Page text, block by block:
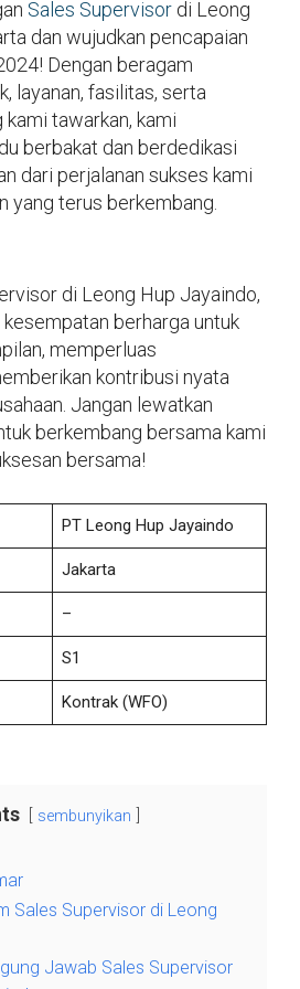
Sales Supervisor di Leong
dan wujudkan pencapaian
Dengan beragam
layanan, fasilitas, serta
tawarkan, kami
berbakat dan berdedikasi
dari perjalanan sukses kami
yang terus berkembang.
di Leong Hup Jayaindo,
berharga untuk
memperluas
kontribusi nyata
Jangan lewatkan
berkembang bersama kami
bersama!
PT Leong Hup Jayaindo
Jakarta
–
S1
Kontrak (WFO)
sembunyikan
Sales Supervisor di Leong
Jawab Sales Supervisor